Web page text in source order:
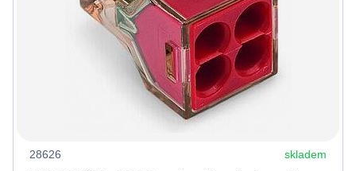
28626 skladem